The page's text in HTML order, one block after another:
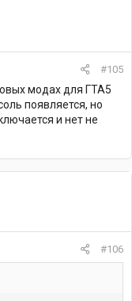
#105
модах для ГТА5
появляется, но
и нет не
#106